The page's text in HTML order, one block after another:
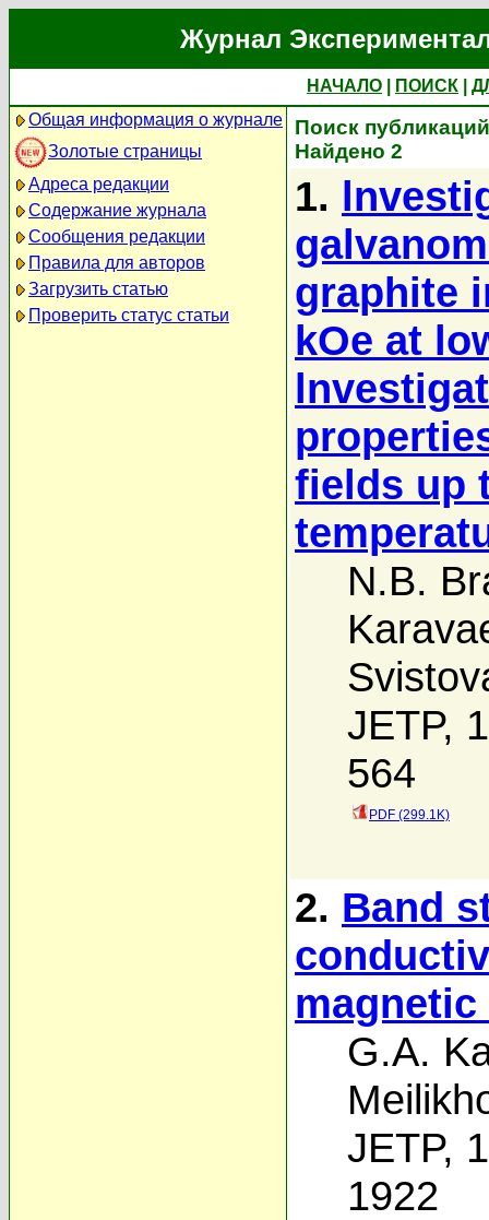
Журнал
НАЧАЛО ПОИСК
Общая информация о журнале
Золотые страницы
Адреса редакции
Содержание журнала
Сообщения редакции
Правила для авторов
Загрузить статью
Проверить статус статьи
Поиск
Найдено 2
1.
graphite
kOe at
fields up
N.B.
JETP,
564
PDF (299.1K)
2. Band
G.A.
JETP,
1922